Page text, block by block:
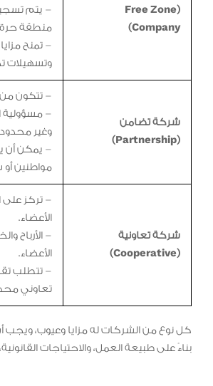
(Free Zone
Company)
– يتم
منطقة
– تمنح
وتسهيلات
شركة تضامن
(Partnership)
– تتكون من
– مسؤولية
وغير
– يمكن أن
مواطنين
شركة تعاونية
(Cooperative)
– تركز على
الأعضاء.
– الأرباح
الأعضاء.
– تتطلب
تعاوني
كل نوع من الشركات له مزايا وعيوب، ويجب أن
بناءً على طبيعة العمل، والاحتياجات